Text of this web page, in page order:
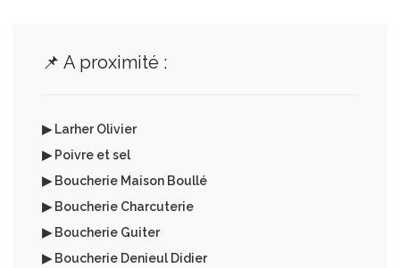
📌 A proximité :
▶ Larher Olivier
▶ Poivre et sel
▶ Boucherie Maison Boullé
▶ Boucherie Charcuterie
▶ Boucherie Guiter
▶ Boucherie Denieul Didier